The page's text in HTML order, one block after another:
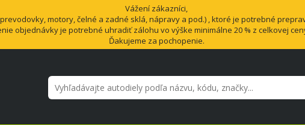
Vážení zákazníci,
motory, čelné a zadné sklá, nápravy a pod.) , ktoré je potrebné
objednávky je potrebné uhradiť zálohu vo výške minimálne 20 % z celkovej
Ďakujeme za pochopenie.